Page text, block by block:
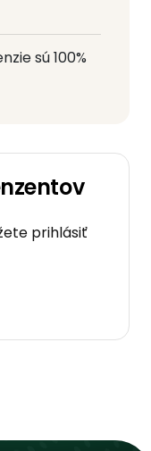
sú 100%
prihlásiť